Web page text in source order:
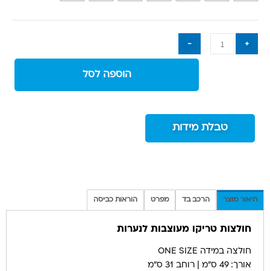
+
-
הוספה לסל
טבלת מידות
תיאור מוצר הרכב בד מפרט הוראות כביסה
חולצות טריקו מעוצבות לנערות
חולצה במידה ONE SIZE
אורך: 49 ס”מ | רוחב 31 ס”מ